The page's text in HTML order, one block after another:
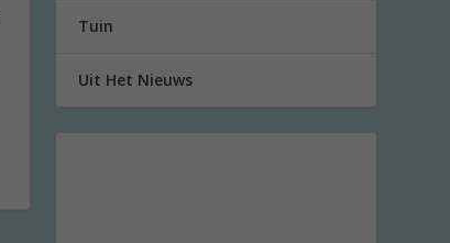
Tuin
Uit Het Nieuws